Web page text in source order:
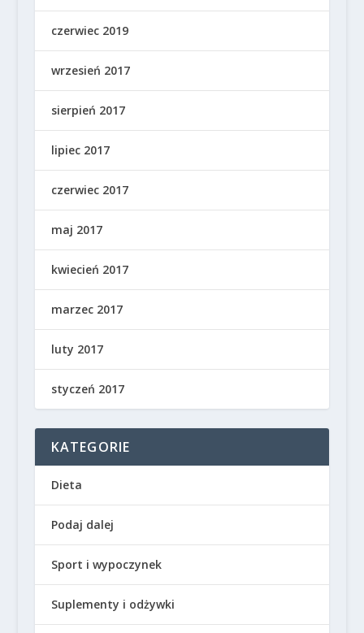
czerwiec 2019
wrzesień 2017
sierpień 2017
lipiec 2017
czerwiec 2017
maj 2017
kwiecień 2017
marzec 2017
luty 2017
styczeń 2017
KATEGORIE
Dieta
Podaj dalej
Sport i wypoczynek
Suplementy i odżywki